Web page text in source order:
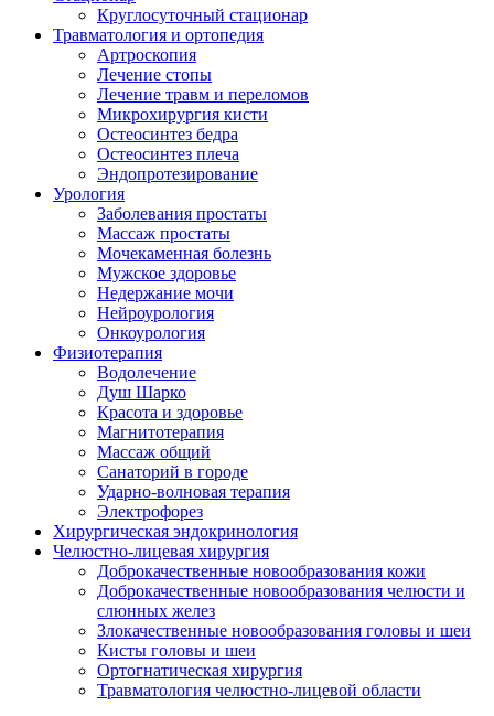
Круглосуточный стационар
Травматология и ортопедия
Aртроскопия
Лечение стопы
Лечение травм и переломов
Микрохирургия кисти
Остеосинтез бедра
Остеосинтез плеча
Эндопротезирование
Урология
Заболевания простаты
Массаж простаты
Мочекаменная болезнь
Мужское здоровье
Недержание мочи
Нейроурология
Онкоурология
Физиотерапия
Водолечение
Душ Шарко
Красота и здоровье
Магнитотерапия
Массаж общий
Санаторий в городе
Ударно-волновая терапия
Электрофорез
Хирургическая эндокринология
Челюстно-лицевая хирургия
Доброкачественные новообразования кожи
Доброкачественные новообразования челюсти и
слюнных желез
Злокачественные новообразования головы и шеи
Кисты головы и шеи
Ортогнатическая хирургия
Травматология челюстно-лицевой области